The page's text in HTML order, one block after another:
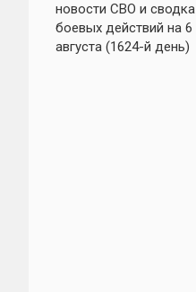
новости СВО и сводка
боевых действий на 6
августа (1624-й день)